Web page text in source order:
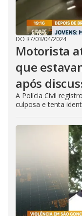
DO R7/03/04/2024
Motorista
que
após
A Polícia Civil
culposa e tenta